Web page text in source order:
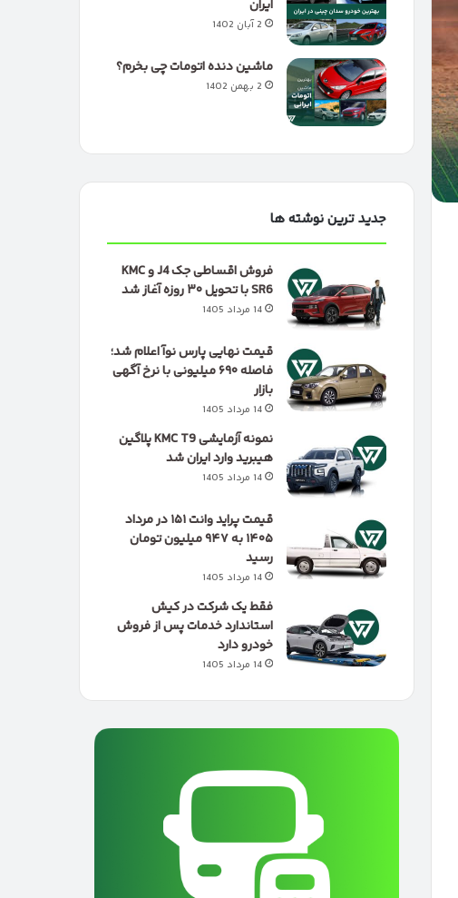
ایران
2 آبان 1402
ماشین دنده اتومات چی بخرم؟
2 بهمن 1402
جدید ترین نوشته ها
فروش اقساطی جک J4 و KMC
SR6 با تحویل ۳۰ روزه آغاز شد
14 مرداد 1405
قیمت نهایی پارس نوآ اعلام شد؛
فاصله ۶۹۰ میلیونی با نرخ آگهی
بازار
14 مرداد 1405
نمونه آزمایشی KMC T9 پلاگین
هیبرید وارد ایران شد
14 مرداد 1405
قیمت پراید وانت ۱۵۱ در مرداد
۱۴۰۵ به ۹۴۷ میلیون تومان
رسید
14 مرداد 1405
فقط یک شرکت در کیش
استاندارد خدمات پس از فروش
خودرو دارد
14 مرداد 1405